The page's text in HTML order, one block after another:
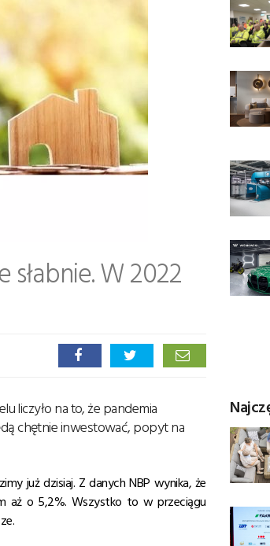
W 2022
liczyło na to, że pandemia
chętnie inwestować, popyt na
już dzisiaj. Z danych NBP wynika, że
aż o 5,2%. Wszystko to w przeciągu